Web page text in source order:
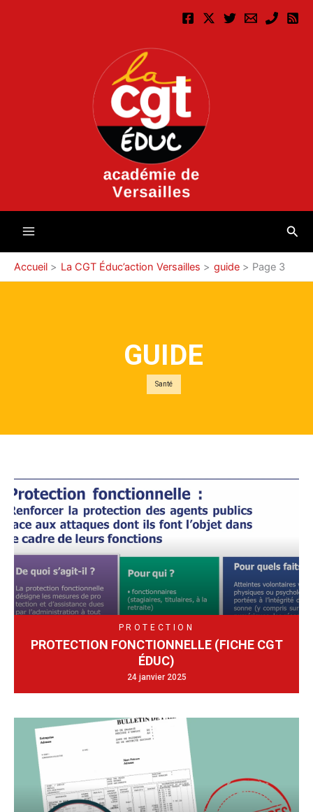
Accueil La CGT Éduc’action Versailles guide Page 3
GUIDE
Santé
PROTECTION
PROTECTION FONCTIONNELLE (FICHE CGT
ÉDUC)
24 janvier 2025